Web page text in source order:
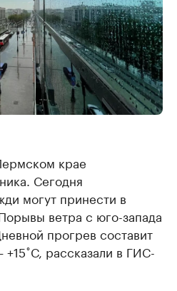
крае
Сегодня
могут принести в
ветра с юго-запада
прогрев составит
рассказали в ГИС-